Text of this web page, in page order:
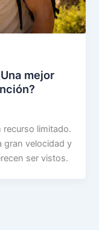
mejor
recurso limitado.
gran velocidad y
ser vistos.